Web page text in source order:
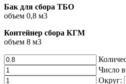
Бак для сбора ТБО
объем 0,8 м3
Контейнер сбора КГМ
объем 8 м3
Число
Округ: